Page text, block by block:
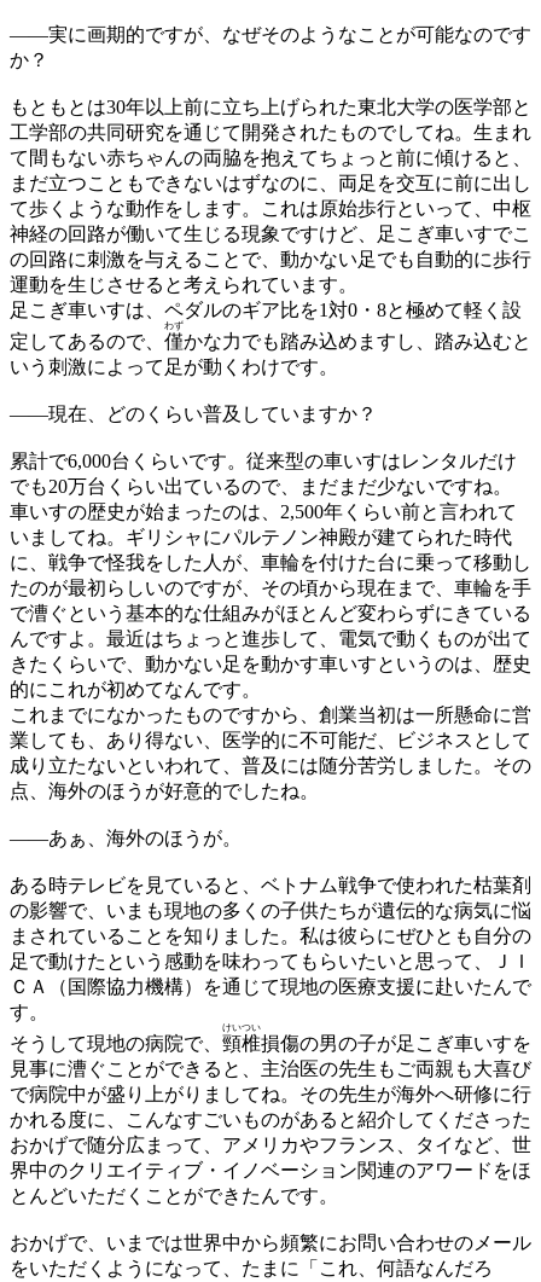
——実に画期的ですが、なぜそのようなことが可能なのです
か？
もともとは30年以上前に立ち上げられた東北大学の医学部と
工学部の共同研究を通じて開発されたものでしてね。生まれ
て間もない赤ちゃんの両脇を抱えてちょっと前に傾けると、
まだ立つこともできないはずなのに、両足を交互に前に出し
て歩くような動作をします。これは原始歩行といって、中枢
神経の回路が働いて生じる現象ですけど、足こぎ車いすでこ
の回路に刺激を与えることで、動かない足でも自動的に歩行
運動を生じさせると考えられています。
足こぎ車いすは、ペダルのギア比を1対0・8と極めて軽く設
定してあるので、 僅
わず
かな力でも踏み込めますし、踏み込むと
いう刺激によって足が動くわけです。
——現在、どのくらい普及していますか？
累計で6,000台くらいです。従来型の車いすはレンタルだけ
でも20万台くらい出ているので、まだまだ少ないですね。
車いすの歴史が始まったのは、2,500年くらい前と言われて
いましてね。ギリシャにパルテノン神殿が建てられた時代
に、戦争で怪我をした人が、車輪を付けた台に乗って移動し
たのが最初らしいのですが、その頃から現在まで、車輪を手
で漕ぐという基本的な仕組みがほとんど変わらずにきている
んですよ。最近はちょっと進歩して、電気で動くものが出て
きたくらいで、動かない足を動かす車いすというのは、歴史
的にこれが初めてなんです。
これまでになかったものですから、創業当初は一所懸命に営
業しても、あり得ない、医学的に不可能だ、ビジネスとして
成り立たないといわれて、普及には随分苦労しました。その
点、海外のほうが好意的でしたね。
——あぁ、海外のほうが。
ある時テレビを見ていると、ベトナム戦争で使われた枯葉剤
の影響で、いまも現地の多くの子供たちが遺伝的な病気に悩
まされていることを知りました。私は彼らにぜひとも自分の
足で動けたという感動を味わってもらいたいと思って、ＪＩ
ＣＡ（国際協力機構）を通じて現地の医療支援に赴いたんで
す。
そうして現地の病院で、 頸椎
けいつい
損傷の男の子が足こぎ車いすを
見事に漕ぐことができると、主治医の先生もご両親も大喜び
で病院中が盛り上がりましてね。その先生が海外へ研修に行
かれる度に、こんなすごいものがあると紹介してくださった
おかげで随分広まって、アメリカやフランス、タイなど、世
界中のクリエイティブ・イノベーション関連のアワードをほ
とんどいただくことができたんです。
おかげで、いまでは世界中から頻繁にお問い合わせのメール
をいただくようになって、たまに「これ、何語なんだろ